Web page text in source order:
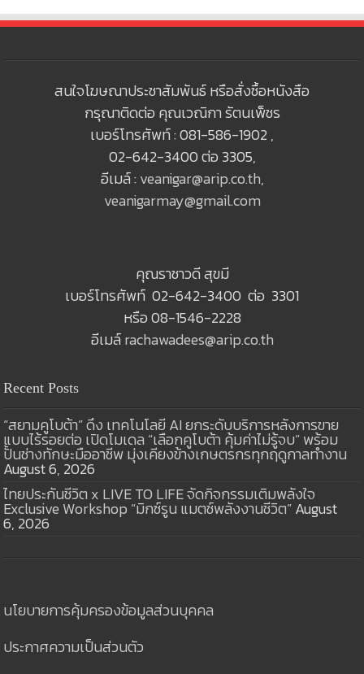
สนใจโฆษณาประชาสัมพันธ์ หรือสั่งซื้อหนังสือ
กรุณาติดต่อ คุณเวณิกา รัตนเพ็ชร
เบอร์โทรศัพท์ : 081-586-1902 ,
02-642-3400 ต่อ 3305,
อีเมล์ : veanigar@arip.co.th,
veanigarmay@gmail.com
คุณราชาวดี สุขมี
เบอร์โทรศัพท์ 02-642-3400 ต่อ 3301
หรือ 08-1546-2228
อีเมล์rachawadees@arip.co.th
Recent Posts
“สยามคูโบต้า” ดึง เทคโนโลยี AI ยกระดับบริการหลังการขาย
แบบไร้รอยต่อ เปิดโมเดล “เลือกคูโบต้า คุ้มค่าไม่รู้จบ” พร้อม
ปั้นช่างทักษะมืออาชีพ มุ่งเคียงข้างเกษตรกรทุกฤดูกาลทำงาน
August 6, 2026
ไทยประกันชีวิต x LIVE TO LIFE จัดกิจกรรมเติมพลังใจ
Exclusive Workshop “มิกซ์รูน แมตช์พลังงานชีวิต”August
6, 2026
นโยบายการคุ้มครองข้อมูลส่วนบุคคล
ประกาศความเป็นส่วนตัว